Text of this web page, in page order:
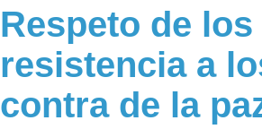
Respeto de
resistencia a
contra de la